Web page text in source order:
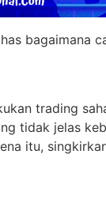
bagaimana
trading
tidak jelas
itu,